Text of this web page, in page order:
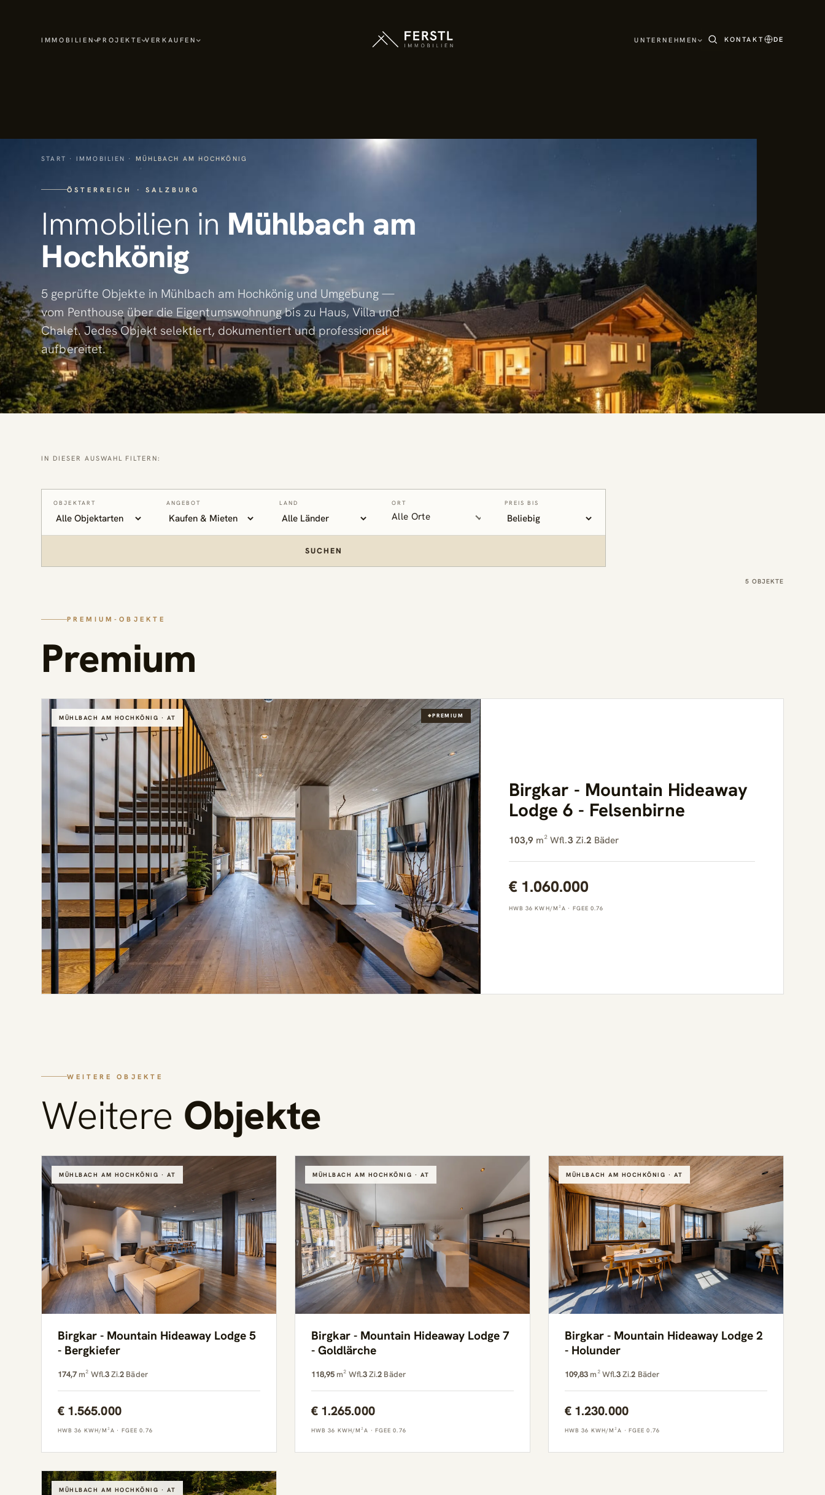
IMMOBILIEN PROJEKTE VERKAUFEN UNTERNEHMEN KONTAKT DE
START ·IMMOBILIEN · MÜHLBACH AM HOCHKÖNIG
ÖSTERREICH · SALZBURG
Immobilien in Mühlbach am
Hochkönig
5 geprüfte Objekte in Mühlbach am Hochkönig und Umgebung —
vom Penthouse über die Eigentumswohnung bis zu Haus, Villa und
Chalet. Jedes Objekt selektiert, dokumentiert und professionell
aufbereitet.
IN DIESER AUSWAHL FILTERN:
OBJEKTART ANGEBOT LAND ORT
Alle Orte
PREIS BIS
SUCHEN
5 OBJEKTE
PREMIUM-OBJEKTE
Premium
MÜHLBACH AM HOCHKÖNIG · AT PREMIUM
Birgkar - Mountain Hideaway
Lodge 6 - Felsenbirne
103,9 m² Wfl.3 Zi.2 Bäder
€ 1.060.000
HWB 36 KWH/M²A · FGEE 0.76
WEITERE OBJEKTE
Weitere Objekte
MÜHLBACH AM HOCHKÖNIG · AT
Birgkar - Mountain Hideaway Lodge 5
- Bergkiefer
174,7 m² Wfl.3Zi.2 Bäder
€ 1.565.000
HWB 36 KWH/M²A · FGEE 0.76
MÜHLBACH AM HOCHKÖNIG · AT
Birgkar - Mountain Hideaway Lodge 7
- Goldlärche
118,95 m² Wfl.3Zi.2 Bäder
€ 1.265.000
HWB 36 KWH/M²A · FGEE 0.76
MÜHLBACH AM HOCHKÖNIG · AT
Birgkar - Mountain Hideaway Lodge 2
- Holunder
109,83 m² Wfl.3Zi.2 Bäder
€ 1.230.000
HWB 36 KWH/M²A · FGEE 0.76
MÜHLBACH AM HOCHKÖNIG · AT